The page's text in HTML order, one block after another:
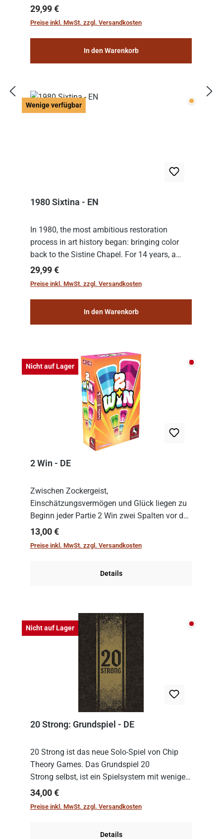
Regulärer Preis:
29,99 €
Preise inkl. MwSt. zzgl. Versandkosten
In den Warenkorb
Wenige verfügbar Wenige
1980 Sixtina - EN
In 1980, the most ambitious restoration
process in art history began: bringing color
back to the Sistine Chapel. For 14 years, a
team of experts from the Vatican undertook
the meticulous job of cleaning and
Regulärer Preis:
29,99 €
Preise inkl. MwSt. zzgl. Versandkosten
In den Warenkorb
Nicht auf Lager Nicht
2 Win - DE
Zwischen Zockergeist,
Einschätzungsvermögen und Glück liegen zu
Beginn jeder Partie 2 Win zwei Spalten vor den
Spielenden aus, die es in die Höhe zu treiben
gilt. Doch das geht natürlich nur, solange man
Regulärer Preis:
13,00 €
Preise inkl. MwSt. zzgl. Versandkosten
Details
Nicht auf Lager Nicht
20 Strong: Grundspiel - DE
20 Strong ist das neue Solo-Spiel von Chip
Theory Games. Das Grundspiel 20
Strong selbst, ist ein Spielsystem mit wenigen,
einfachen Regeln. Um es zu spielen, muss es
immer mit einem Themenset ergänzt werden.
Regulärer Preis:
34,00 €
Preise inkl. MwSt. zzgl. Versandkosten
Details